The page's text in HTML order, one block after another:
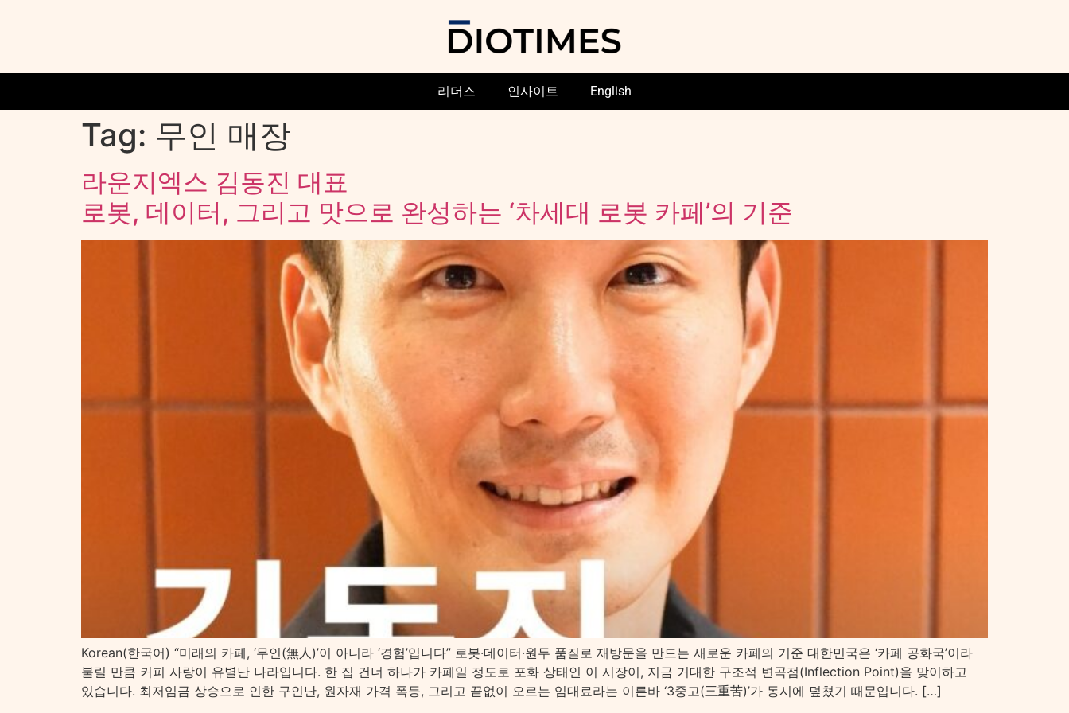
리더스 인사이트 English
Tag: 무인 매장
라운지엑스 김동진 대표
로봇, 데이터, 그리고 맛으로 완성하는 ‘차세대 로봇 카페’의 기준
Korean(한국어) “미래의 카페, ‘무인(無人)’이 아니라 ‘경험’입니다” 로봇·데이터·원두 품질로 재방문을 만드는 새로운 카페의 기준 대한민국은 ‘카페 공화국’이라
불릴 만큼 커피 사랑이 유별난 나라입니다. 한 집 건너 하나가 카페일 정도로 포화 상태인 이 시장이, 지금 거대한 구조적 변곡점(Inflection Point)을 맞이하고
있습니다. 최저임금 상승으로 인한 구인난, 원자재 가격 폭등, 그리고 끝없이 오르는 임대료라는 이른바 ‘3중고(三重苦)’가 동시에 덮쳤기 때문입니다. […]